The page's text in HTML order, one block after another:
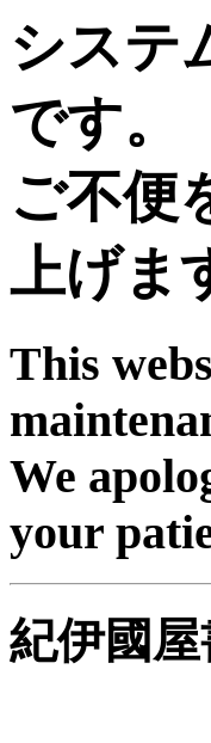
システ
です。
ご不便
上げま
This
We
your
紀伊國